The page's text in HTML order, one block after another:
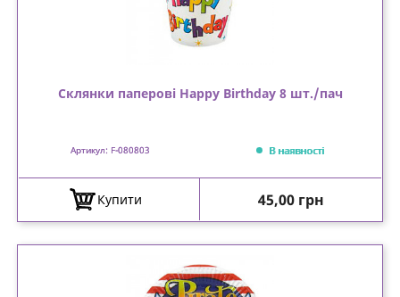
Склянки паперові Happy Birthday 8 шт./пач
Артикул: F-080803 В наявності
Купити Ціна
45,00 грн